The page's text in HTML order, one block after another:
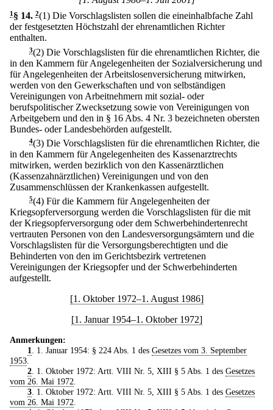
1§ 14. 2(1) Die Vorschlagslisten sollen die eineinhalbfache Zahl
der festgesetzten Höchstzahl der ehrenamtlichen Richter
enthalten.
3(2) Die Vorschlagslisten für die ehrenamtlichen Richter, die
in den Kammern für Angelegenheiten der Sozialversicherung und
für Angelegenheiten der Arbeitslosenversicherung mitwirken,
werden von den Gewerkschaften und von selbständigen
Vereinigungen von Arbeitnehmern mit sozial- oder
berufspolitischer Zwecksetzung sowie von Vereinigungen von
Arbeitgebern und den in § 16 Abs. 4 Nr. 3 bezeichneten obersten
Bundes- oder Landesbehörden aufgestellt.
4(3) Die Vorschlagslisten für die ehrenamtlichen Richter, die
in den Kammern für Angelegenheiten des Kassenarztrechts
mitwirken, werden bezirklich von den Kassenärztlichen
(Kassenzahnärztlichen) Vereinigungen und von den
Zusammenschlüssen der Krankenkassen aufgestellt.
5(4) Für die Kammern für Angelegenheiten der
Kriegsopferversorgung werden die Vorschlagslisten für die mit
der Kriegsopferversorgung oder dem Schwerbehindertenrecht
vertrauten Personen von den Landesversorgungsämtern und die
Vorschlagslisten für die Versorgungsberechtigten und die
Behinderten von den im Gerichtsbezirk vertretenen
Vereinigungen der Kriegsopfer und der Schwerbehinderten
aufgestellt.
[1. Oktober 1972–1. August 1986]
[1. Januar 1954–1. Oktober 1972]
Anmerkungen:
1
. 1. Januar 1954: § 224 Abs. 1 des Gesetzes vom 3. September
1953
2. 1. Oktober 1972: Artt. VIII Nr. 5, XIII § 5 Abs. 1 des Gesetzes
vom 26. Mai 1972
3. 1. Oktober 1972: Artt. VIII Nr. 5, XIII § 5 Abs. 1 des Gesetzes
vom 26. Mai 1972